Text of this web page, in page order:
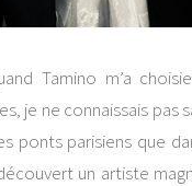
Tamino m’a
je ne connaissais pas
ponts parisiens que
découvert un artiste